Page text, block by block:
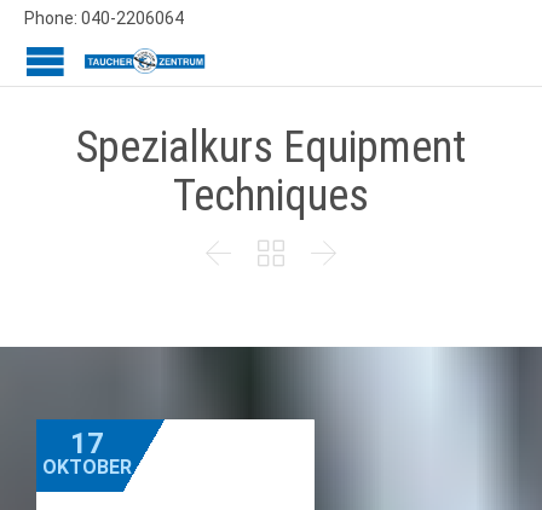
Phone: 040-2206064
Spezialkurs Equipment
Techniques
  
17
OKTOBER